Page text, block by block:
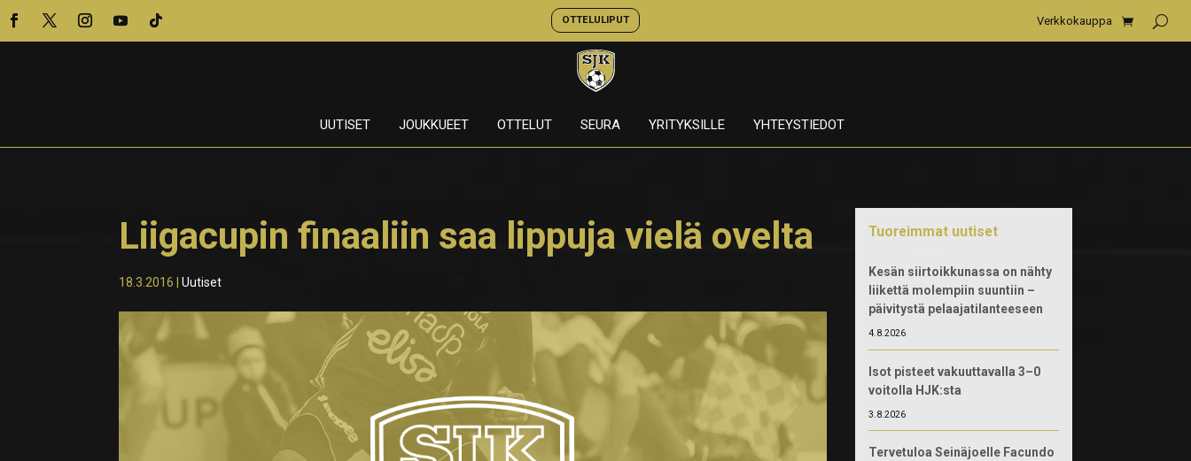
OTTELULIPUT Verkkokauppa
UUTISET JOUKKUEET OTTELUT SEURA YRITYKSILLE YHTEYSTIEDOT
Liigacupin finaaliin saa lippuja vielä ovelta
18.3.2016 |Uutiset
Tuoreimmat uutiset
Kesän siirtoikkunassa on nähty
liikettä molempiin suuntiin –
päivitystä pelaajatilanteeseen
4.8.2026
Isot pisteet vakuuttavalla 3–0
voitolla HJK:sta
3.8.2026
Tervetuloa Seinäjoelle Facundo